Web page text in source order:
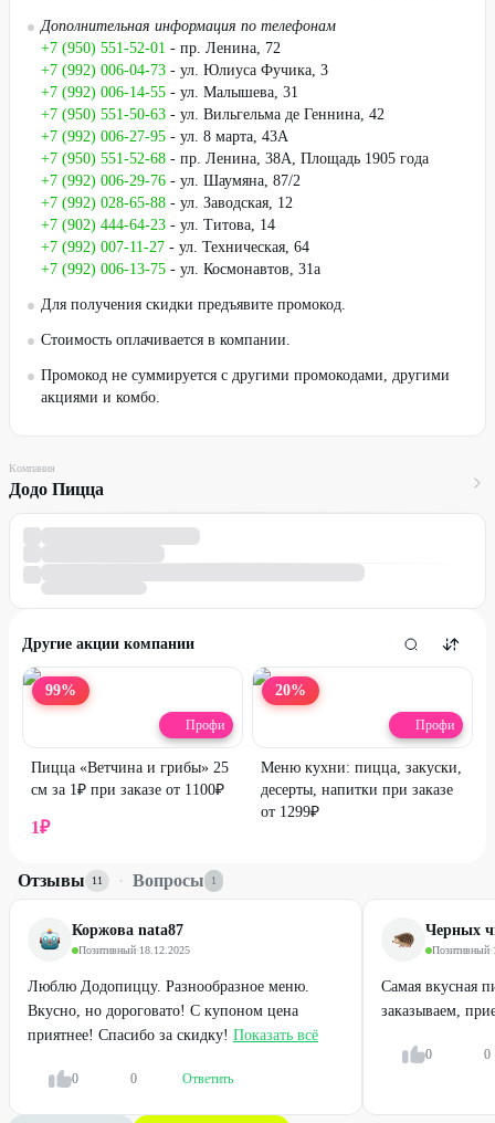
Дополнительная информация по телефонам
+7 (950) 551-52-01 - пр. Ленина, 72
+7 (992) 006-04-73 - ул. Юлиуса Фучика, 3
+7 (992) 006-14-55 - ул. Малышева, 31
+7 (950) 551-50-63 - ул. Вильгельма де Геннина, 42
+7 (992) 006-27-95 - ул. 8 марта, 43А
+7 (950) 551-52-68 - пр. Ленина, 38А, Площадь 1905 года
+7 (992) 006-29-76 - ул. Шаумяна, 87/2
+7 (992) 028-65-88 - ул. Заводская, 12
+7 (902) 444-64-23 - ул. Титова, 14
+7 (992) 007-11-27 - ул. Техническая, 64
+7 (992) 006-13-75 - ул. Космонавтов, 31а
Для получения скидки предъявите промокод.
Стоимость оплачивается в компании.
Промокод не суммируется с другими промокодами, другими
акциями и комбо.
Компания
Додо Пицца
Другие акции компании
99%
Профи
Пицца «Ветчина и грибы» 25
см за 1₽ при заказе от 1100₽
1₽
20%
Профи
Меню кухни: пицца, закуски,
десерты, напитки при заказе
от 1299₽
Отзывы 11 · Вопросы 1
Коржова nata87
Позитивный·18.12.2025
Люблю Додопиццу. Разнообразное меню.
Вкусно, но дороговато! С купоном цена
приятнее! Спасибо за скидку! Показать всё
0 0 Ответить
Черных
Позитивный·
Самая вкусная
заказываем,
0 0